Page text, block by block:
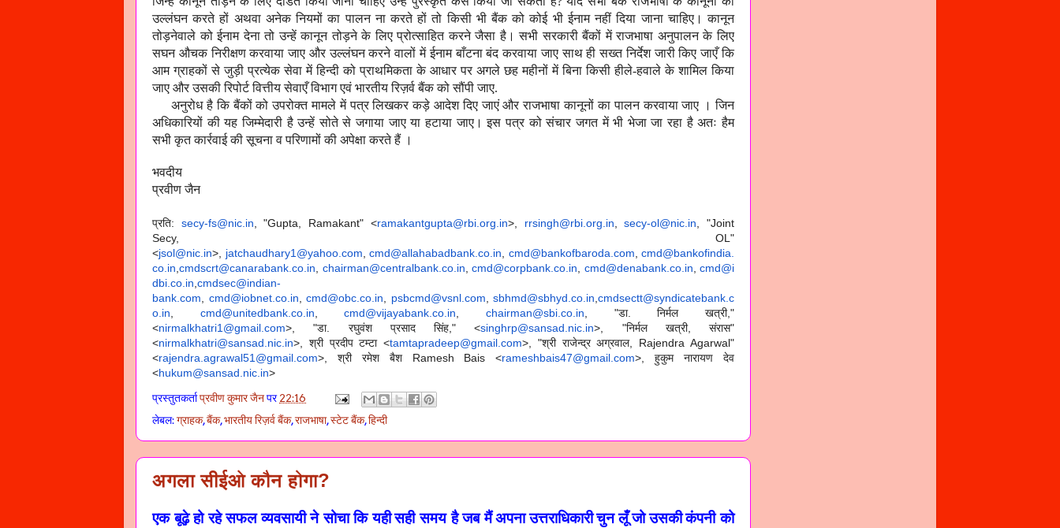
उल्लंघन करते हों अथवा अनेक नियमों का पालन ना करते हों तो किसी भी बैंक को कोई भी ईनाम नहीं दिया जाना चाहिए। कानून
तोड़नेवाले को ईनाम देना तो उन्हें कानून तोड़ने के लिए प्रोत्साहित करने जैसा है। सभी सरकारी बैंकों में राजभाषा अनुपालन के लिए
सघन औचक निरीक्षण करवाया जाए और उल्लंघन करने वालों में ईनाम बाँटना बंद करवाया जाए साथ ही सख्त निर्देश जारी किए जाएँ कि
आम ग्राहकों से जुड़ी प्रत्येक सेवा में हिन्दी को प्राथमिकता के आधार पर अगले छह महीनों में बिना किसी हीले-हवाले के शामिल किया
जाए और उसकी रिपोर्ट वित्तीय सेवाएँ विभाग एवं भारतीय रिज़र्व बैंक को सौंपी जाए.
अनुरोध है कि बैंकों को उपरोक्त मामले में पत्र लिखकर कड़े आदेश दिए जाएं और राजभाषा कानूनों का पालन करवाया जाए । जिन
अधिकारियों की यह जिम्मेदारी है उन्हें सोते से जगाया जाए या हटाया जाए। इस पत्र को संचार जगत में भी भेजा जा रहा है अतः हैम
सभी कृत कार्रवाई की सूचना व परिणामों की अपेक्षा करते हैं ।
भवदीय
प्रवीण जैन
प्रति: secy-fs@nic.in, "Gupta, Ramakant" <ramakantgupta@rbi.org.in>, rrsingh@rbi.org.in,secy-ol@nic.in, "Joint
Secy, OL"
<jsol@nic.in>, jatchaudhary1@yahoo.com, cmd@allahabadbank.co.in, cmd@bankofbaroda.com, cmd@bankofindia.
co.in,cmdscrt@canarabank.co.in, chairman@centralbank.co.in, cmd@corpbank.co.in, cmd@denabank.co.in, cmd@i
dbi.co.in,cmdsec@indian-
bank.com, cmd@iobnet.co.in, cmd@obc.co.in, psbcmd@vsnl.com, sbhmd@sbhyd.co.in,cmdsectt@syndicatebank.c
o.in, cmd@unitedbank.co.in,cmd@vijayabank.co.in,chairman@sbi.co.in, "डा. निर्मल खत्री,"
<nirmalkhatri1@gmail.com>, "डा. रघुवंश प्रसाद सिंह," <singhrp@sansad.nic.in>, "निर्मल खत्री, संरास"
<nirmalkhatri@sansad.nic.in>, श्री प्रदीप टम्‍टा <tamtapradeep@gmail.com>, "श्री राजेन्‍द्र अग्रवाल, Rajendra Agarwal"
<rajendra.agrawal51@gmail.com>, श्री रमेश बैश Ramesh Bais <rameshbais47@gmail.com>, हुकुम नारायण देव
<hukum@sansad.nic.in>
प्रस्तुतकर्ताप्रवीण कुमार जैनपर22:16
लेबल:ग्राहक,बैंक,भारतीय रिज़र्व बैंक,राजभाषा,स्टेट बैंक,हिन्दी
अगला सीईओ कौन होगा?
एक बूढ़े हो रहे सफल व्यवसायी ने सोचा कि यहीसही समय है जब मैंअपनाउत्तराधिकारीचुनलूँ जोउसकीकंपनी को